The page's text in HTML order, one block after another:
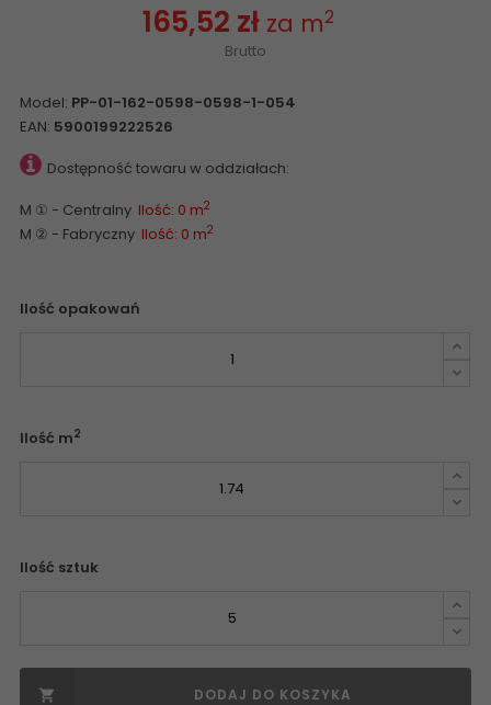
165,52 zł za m2
Brutto
Model: PP-01-162-0598-0598-1-054
EAN: 5900199222526
Dostępność towaru w oddziałach:
M ① - Centralny Ilość: 0 m2
M ② - Fabryczny Ilość: 0 m2
Ilość opakowań
Ilość m2
Ilość sztuk
 DODAJ DO KOSZYKA